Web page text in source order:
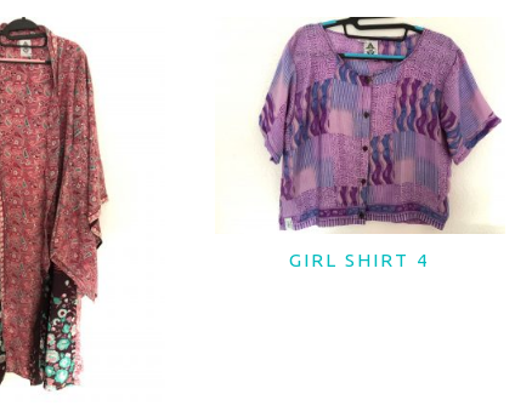
LER MAIS
GIRL SHIRT 4